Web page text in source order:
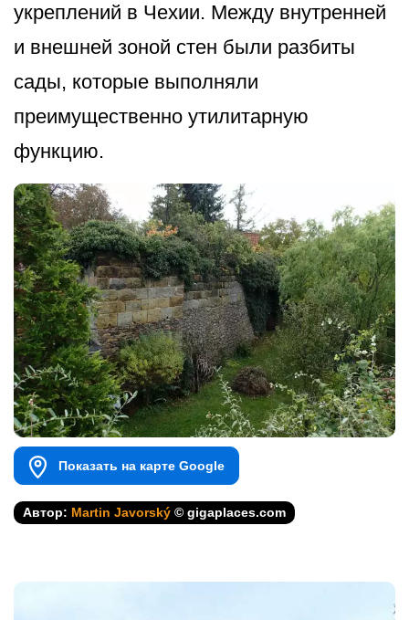
укреплений в Чехии. Между внутренней
и внешней зоной стен были разбиты
сады, которые выполняли
преимущественно утилитарную
функцию.
Показать на карте Google
Автор: Martin Javorský © gigaplaces.com